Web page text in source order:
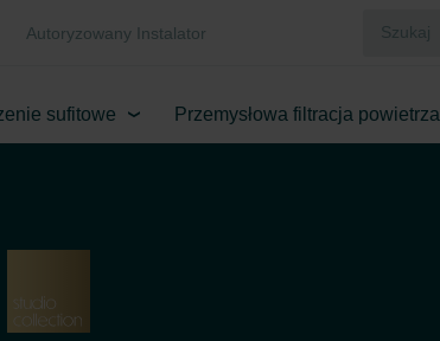
Autoryzowany Instalator
sufitowe Przemysłowa filtracja powietrza